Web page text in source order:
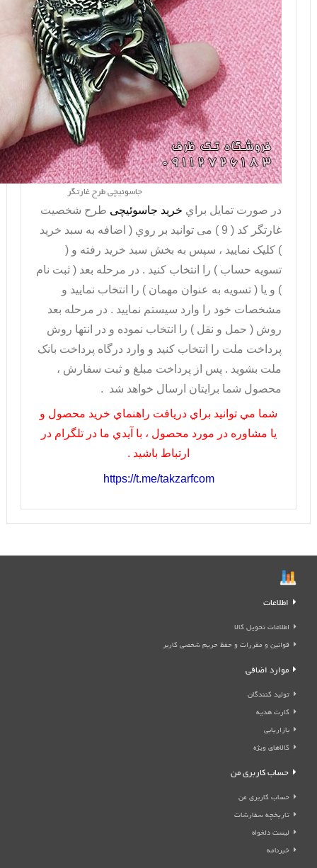
جاسوئیچی طرح غارتگر
در صورت تمايل براي خريد جاسوئیچی طرح شخصیت
غارتگر کد ( 9 ) می توانيد بر روي ( اضافه به سبد خريد
) کليک نماييد ، سپس به بخش سبد خريد رفته و (
تسويه حساب ) را انتخاب کنيد . در مرحله بعد ( ثبت نام
) و يا ( تسويه به عنوان مهمان ) را انتخاب نماييد و
مشخصات خود را وارد سيستم نماييد . در مرحله بعد
روش ( حمل و نقل ) را انتخاب نموده و در انتها روش
پرداخت ملت را انتخاب کنيد و وارد درگاه پرداخت بانک
ملت بشويد . پس از پرداخت مبلغ و ثبت سفارش ،
محصول شما برايتان ارسال خواهد شد .
شما مي توانيد براي دريافت راهنماي خريد محصول و
يا مشاوره در مورد محصول ، با آيدي ما در تلگرام در
ارتباط باشيد .
https://t.me/takzarfcom
اطلاعات
اطلاعات تحویل کالا
قوانین و مقررات و حفظ حریم شخصی کاربر
موارد اضافی
تولید کنندگان
کارت هدیه
بازاریابی
کالاهای ویژه
حساب کاربری من
حساب کاربری من
تاریخچه سفارشات
لیست دلخواه
خبرنامه